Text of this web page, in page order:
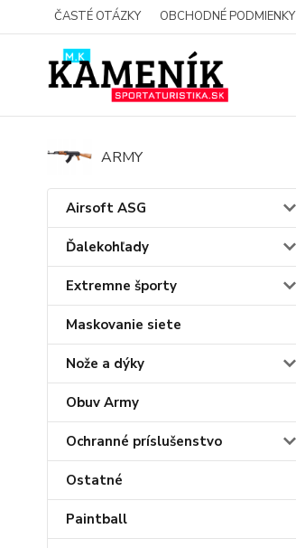
ČASTÉ OTÁZKY OBCHODNÉ PODMIENKY
ARMY
Airsoft ASG
Ďalekohľady
Extremne športy
Maskovanie siete
Nože a dýky
Obuv Army
Ochranné príslušenstvo
Ostatné
Paintball